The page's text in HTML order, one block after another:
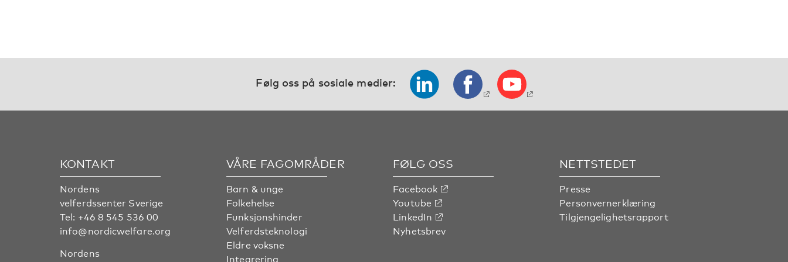
Følg oss på sosiale medier:
KONTAKT
Nordens
velferdssenter Sverige
Tel: +46 8 545 536 00
info@nordicwelfare.org
Nordens
VÅRE FAGOMRÅDER
Barn & unge
Folkehelse
Funksjonshinder
Velferdsteknologi
Eldre voksne
Integrering
FØLG OSS
Facebook
Youtube
LinkedIn
Nyhetsbrev
NETTSTEDET
Presse
Personvernerklæring
Tilgjengelighetsrapport